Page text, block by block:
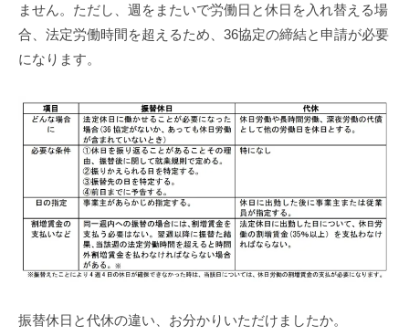
ません。ただし、週をまたいで労働日と休日を入れ替える場
合、法定労働時間を超えるため、36協定の締結と申請が必要
になります。
振替休日と代休の違い、お分かりいただけましたか。